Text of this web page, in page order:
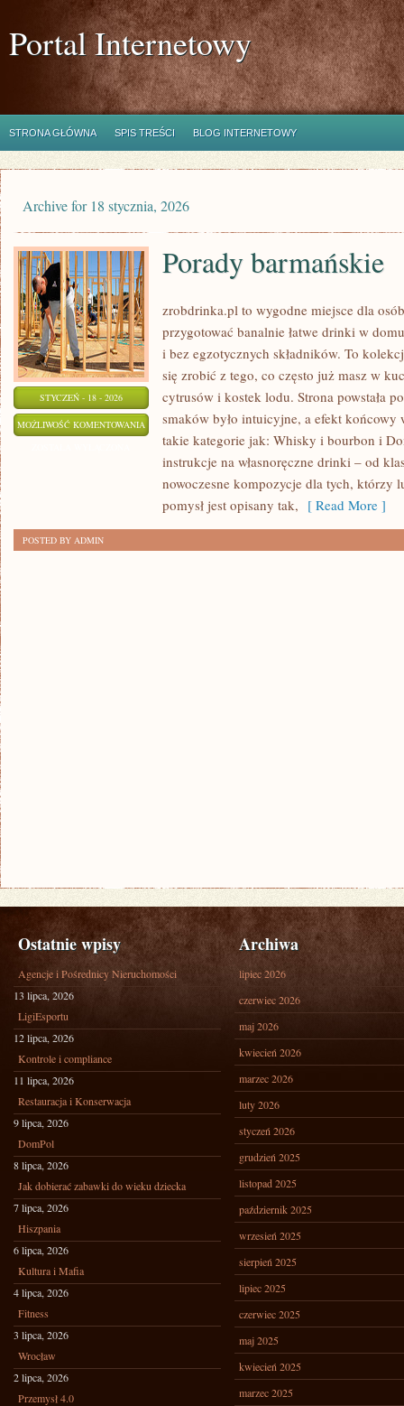
Portal Internetowy
STRONA GŁÓWNA SPIS TREŚCI BLOG INTERNETOWY
Archive for 18 stycznia, 2026
STYCZEŃ - 18 - 2026
MOŻLIWOŚĆ KOMENTOWANIA PORADY
BARMAŃSKIE
Porady barmańskie
zrobdrinka.pl to wygodne miejsce dla
przygotować banalnie łatwe drinki w
i bez egzotycznych składników. To
się zrobić z tego, co często już masz w
cytrusów i kostek lodu. Strona powstała
smaków było intuicyjne, a efekt końcowy
takie kategorie jak: Whisky i bourbon i
instrukcje na własnoręczne drinki – od
nowoczesne kompozycje dla tych, którzy
pomysł jest opisany tak, [ Read More ]
POSTED BY ADMIN
Ostatnie wpisy
Agencje i Pośrednicy Nieruchomości
13 lipca, 2026
LigiEsportu
12 lipca, 2026
Kontrole i compliance
11 lipca, 2026
Restauracja i Konserwacja
9 lipca, 2026
DomPol
8 lipca, 2026
Jak dobierać zabawki do wieku dziecka
7 lipca, 2026
Hiszpania
6 lipca, 2026
Kultura i Mafia
4 lipca, 2026
Fitness
3 lipca, 2026
Wrocław
2 lipca, 2026
Przemysł 4.0
Archiwa
lipiec 2026
czerwiec 2026
maj 2026
kwiecień 2026
marzec 2026
luty 2026
styczeń 2026
grudzień 2025
listopad 2025
październik 2025
wrzesień 2025
sierpień 2025
lipiec 2025
czerwiec 2025
maj 2025
kwiecień 2025
marzec 2025